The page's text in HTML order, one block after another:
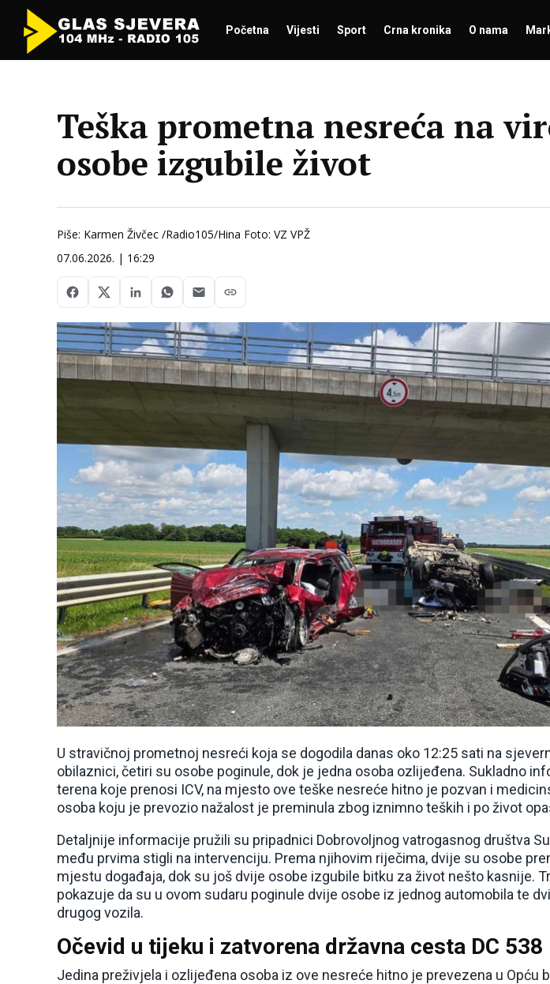
Početna Vijesti Sport Crna kronika O nama
Teška prometna nesreća na
osobe izgubile život
Piše: Karmen Živčec /Radio105/Hina Foto: VZ VPŽ
07.06.2026. | 16:29
U stravičnoj prometnoj nesreći koja se dogodila danas oko 12:25 sati na
obilaznici, četiri su osobe poginule, dok je jedna osoba ozlijeđena. Sukladno
terena koje prenosi ICV, na mjesto ove teške nesreće hitno je pozvan i
osoba koju je prevozio nažalost je preminula zbog iznimno teških i po život
Detaljnije informacije pružili su pripadnici Dobrovoljnog vatrogasnog društva
među prvima stigli na intervenciju. Prema njihovim riječima, dvije su osobe
mjestu događaja, dok su još dvije osobe izgubile bitku za život nešto kasnije.
pokazuje da su u ovom sudaru poginule dvije osobe iz jednog automobila te
drugog vozila.
Očevid u tijeku i zatvorena državna cesta DC 538
Jedina preživjela i ozlijeđena osoba iz ove nesreće hitno je prevezena u Opću